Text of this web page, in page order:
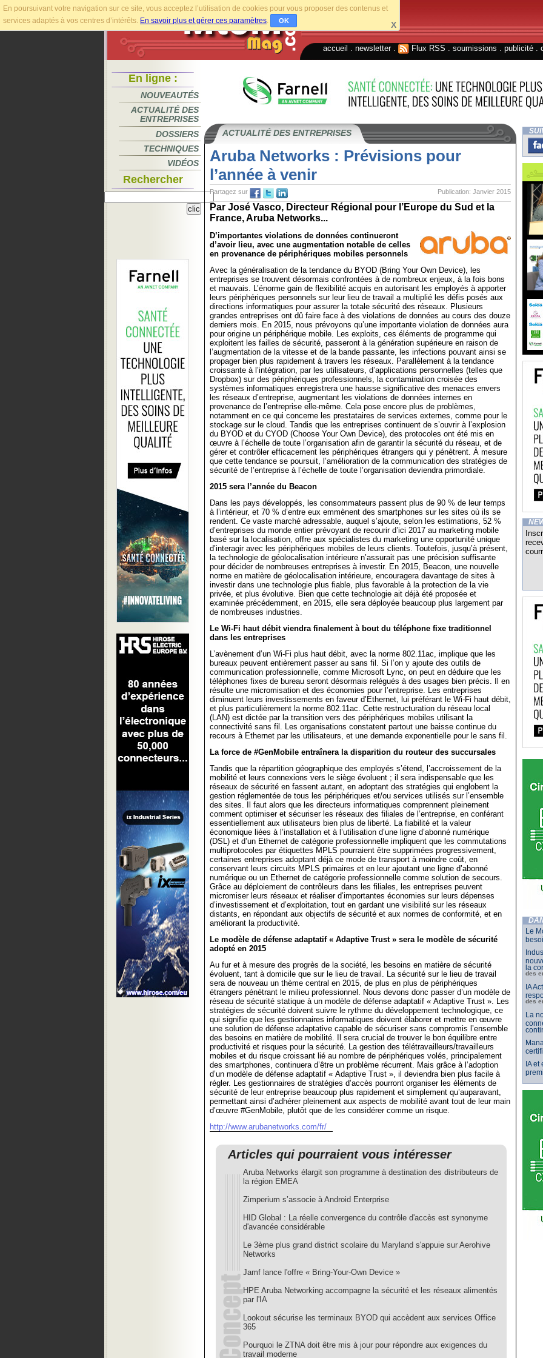
En poursuivant votre navigation sur ce site, vous acceptez l’utilisation de cookies pour vous proposer des contenus et
services adaptés à vos centres d’intérêts. En savoir plus et gérer ces paramètres. OK X
accueil newsletter. Flux RSS soumissions publicité
En ligne :
NOUVEAUTÉS
ACTUALITÉ DES
ENTREPRISES
DOSSIERS
TECHNIQUES
VIDÉOS
Rechercher
ACTUALITÉ DES ENTREPRISES
Aruba Networks : Prévisions pour
l’année à venir
Publication: Janvier 2015
Partagez sur
Par José Vasco, Directeur Régional pour l’Europe du Sud et la
France, Aruba Networks...
D’importantes violations de données continueront
d’avoir lieu, avec une augmentation notable de celles
en provenance de périphériques mobiles personnels
Avec la généralisation de la tendance du BYOD (Bring Your Own Device), les
entreprises se trouvent désormais confrontées à de nombreux enjeux, à la fois bons
et mauvais. L’énorme gain de flexibilité acquis en autorisant les employés à apporter
leurs périphériques personnels sur leur lieu de travail a multiplié les défis posés aux
directions informatiques pour assurer la totale sécurité des réseaux. Plusieurs
grandes entreprises ont dû faire face à des violations de données au cours des douze
derniers mois. En 2015, nous prévoyons qu’une importante violation de données aura
pour origine un périphérique mobile. Les exploits, ces éléments de programme qui
exploitent les failles de sécurité, passeront à la génération supérieure en raison de
l’augmentation de la vitesse et de la bande passante, les infections pouvant ainsi se
propager bien plus rapidement à travers les réseaux. Parallèlement à la tendance
croissante à l’intégration, par les utilisateurs, d’applications personnelles (telles que
Dropbox) sur des périphériques professionnels, la contamination croisée des
systèmes informatiques enregistrera une hausse significative des menaces envers
les réseaux d’entreprise, augmentant les violations de données internes en
provenance de l’entreprise elle-même. Cela pose encore plus de problèmes,
notamment en ce qui concerne les prestataires de services externes, comme pour le
stockage sur le cloud. Tandis que les entreprises continuent de s’ouvrir à l’explosion
du BYOD et du CYOD (Choose Your Own Device), des protocoles ont été mis en
œuvre à l’échelle de toute l’organisation afin de garantir la sécurité du réseau, et de
gérer et contrôler efficacement les périphériques étrangers qui y pénètrent. À mesure
que cette tendance se poursuit, l’amélioration de la communication des stratégies de
sécurité de l’entreprise à l’échelle de toute l’organisation deviendra primordiale.
2015 sera l’année du Beacon
Dans les pays développés, les consommateurs passent plus de 90 % de leur temps
à l’intérieur, et 70 % d’entre eux emmènent des smartphones sur les sites où ils se
rendent. Ce vaste marché adressable, auquel s’ajoute, selon les estimations, 52 %
d’entreprises du monde entier prévoyant de recourir d’ici 2017 au marketing mobile
basé sur la localisation, offre aux spécialistes du marketing une opportunité unique
d’interagir avec les périphériques mobiles de leurs clients. Toutefois, jusqu’à présent,
la technologie de géolocalisation intérieure n’assurait pas une précision suffisante
pour décider de nombreuses entreprises à investir. En 2015, Beacon, une nouvelle
norme en matière de géolocalisation intérieure, encouragera davantage de sites à
investir dans une technologie plus fiable, plus favorable à la protection de la vie
privée, et plus évolutive. Bien que cette technologie ait déjà été proposée et
examinée précédemment, en 2015, elle sera déployée beaucoup plus largement par
de nombreuses industries.
Le Wi-Fi haut débit viendra finalement à bout du téléphone fixe traditionnel
dans les entreprises
L’avènement d’un Wi-Fi plus haut débit, avec la norme 802.11ac, implique que les
bureaux peuvent entièrement passer au sans fil. Si l’on y ajoute des outils de
communication professionnelle, comme Microsoft Lync, on peut en déduire que les
téléphones fixes de bureau seront désormais relégués à des usages bien précis. Il en
résulte une micromisation et des économies pour l’entreprise. Les entreprises
diminuent leurs investissements en faveur d’Ethernet, lui préférant le Wi-Fi haut débit,
et plus particulièrement la norme 802.11ac. Cette restructuration du réseau local
(LAN) est dictée par la transition vers des périphériques mobiles utilisant la
connectivité sans fil. Les organisations constatent partout une baisse continue du
recours à Ethernet par les utilisateurs, et une demande exponentielle pour le sans fil.
La force de #GenMobile entraînera la disparition du routeur des succursales
Tandis que la répartition géographique des employés s’étend, l’accroissement de la
mobilité et leurs connexions vers le siège évoluent ; il sera indispensable que les
réseaux de sécurité en fassent autant, en adoptant des stratégies qui englobent la
gestion réglementée de tous les périphériques et/ou services utilisés sur l’ensemble
des sites. Il faut alors que les directeurs informatiques comprennent pleinement
comment optimiser et sécuriser les réseaux des filiales de l’entreprise, en conférant
essentiellement aux utilisateurs bien plus de liberté. La fiabilité et la valeur
économique liées à l’installation et à l’utilisation d’une ligne d’abonné numérique
(DSL) et d’un Ethernet de catégorie professionnelle impliquent que les commutations
multiprotocoles par étiquettes MPLS pourraient être supprimées progressivement,
certaines entreprises adoptant déjà ce mode de transport à moindre coût, en
conservant leurs circuits MPLS primaires et en leur ajoutant une ligne d’abonné
numérique ou un Ethernet de catégorie professionnelle comme solution de secours.
Grâce au déploiement de contrôleurs dans les filiales, les entreprises peuvent
micromiser leurs réseaux et réaliser d’importantes économies sur leurs dépenses
d’investissement et d’exploitation, tout en gardant une visibilité sur les réseaux
distants, en répondant aux objectifs de sécurité et aux normes de conformité, et en
améliorant la productivité.
Le modèle de défense adaptatif « Adaptive Trust » sera le modèle de sécurité
adopté en 2015
Au fur et à mesure des progrès de la société, les besoins en matière de sécurité
évoluent, tant à domicile que sur le lieu de travail. La sécurité sur le lieu de travail
sera de nouveau un thème central en 2015, de plus en plus de périphériques
étrangers pénétrant le milieu professionnel. Nous devons donc passer d’un modèle de
réseau de sécurité statique à un modèle de défense adaptatif « Adaptive Trust ». Les
stratégies de sécurité doivent suivre le rythme du développement technologique, ce
qui signifie que les gestionnaires informatiques doivent élaborer et mettre en œuvre
une solution de défense adaptative capable de sécuriser sans compromis l’ensemble
des besoins en matière de mobilité. Il sera crucial de trouver le bon équilibre entre
productivité et risques pour la sécurité. La gestion des télétravailleurs/travailleurs
mobiles et du risque croissant lié au nombre de périphériques volés, principalement
des smartphones, continuera d’être un problème récurrent. Mais grâce à l’adoption
d’un modèle de défense adaptatif « Adaptive Trust », il deviendra bien plus facile à
régler. Les gestionnaires de stratégies d’accès pourront organiser les éléments de
sécurité de leur entreprise beaucoup plus rapidement et simplement qu’auparavant,
permettant ainsi d’adhérer pleinement aux aspects de mobilité avant tout de leur main
d’œuvre #GenMobile, plutôt que de les considérer comme un risque.
http://www.arubanetworks.com/fr/
Articles qui pourraient vous intéresser
Aruba Networks élargit son programme à destination des distributeurs de
la région EMEA
Zimperium s’associe à Android Enterprise
HID Global : La réelle convergence du contrôle d'accès est synonyme
d'avancée considérable
Le 3ème plus grand district scolaire du Maryland s'appuie sur Aerohive
Networks
Jamf lance l'offre « Bring-Your-Own Device »
HPE Aruba Networking accompagne la sécurité et les réseaux alimentés
par l'IA
Lookout sécurise les terminaux BYOD qui accèdent aux services Office
365
Pourquoi le ZTNA doit être mis à jour pour répondre aux exigences du
travail moderne
Le
la
des
IA
des
La
IA